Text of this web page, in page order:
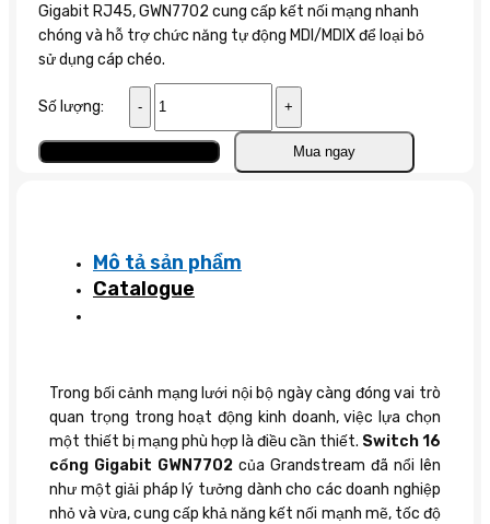
Gigabit RJ45, GWN7702 cung cấp kết nối mạng nhanh
chóng và hỗ trợ chức năng tự động MDI/MDIX để loại bỏ
sử dụng cáp chéo.
Số lượng:
16
cổng
Gigabit
Mua ngay
Mô tả sản phẩm
Catalogue
Trong bối cảnh mạng lưới nội bộ ngày càng đóng vai trò
quan trọng trong hoạt động kinh doanh, việc lựa chọn
một thiết bị mạng phù hợp là điều cần thiết. Switch 16
cổng Gigabit GWN7702 của Grandstream đã nổi lên
như một giải pháp lý tưởng dành cho các doanh nghiệp
nhỏ và vừa, cung cấp khả năng kết nối mạnh mẽ, tốc độ